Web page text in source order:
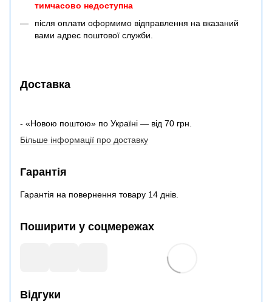
тимчасово недоступна
після оплати оформимо відправлення на вказаний
вами адрес поштової служби.
Доставка
- «Новою поштою» по Україні — від 70 грн.
Більше інформації про доставку
Гарантія
Гарантія на повернення товару 14 днів.
Поширити у соцмережах
Відгуки